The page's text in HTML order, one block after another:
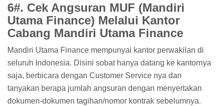
6#. Cek Angsuran MUF (Mandiri
Utama Finance) Melalui Kantor
Cabang Mandiri Utama Finance
Mandiri Utama Finance mempunyai kantor perwakilan di
seluruh Indonesia. Disini sobat hanya datang ke kantornya
saja, berbicara dengan Customer Service nya dan
tanyakan berapa jumlah angsuran dengan menyertakan
dokumen-dokumen tagihan/nomor kontrak sebelumnya.